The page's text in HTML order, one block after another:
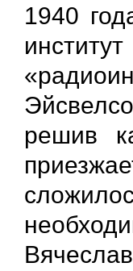
1940
решив